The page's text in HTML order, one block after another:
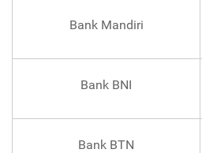
Bank Mandiri
Bank BNI
Bank BTN